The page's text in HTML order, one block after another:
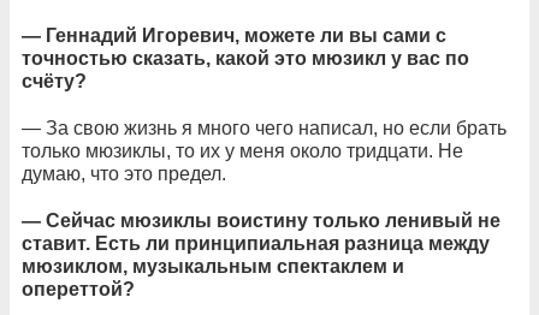
— Геннадий Игоревич, можете ли вы сами с
точностью сказать, какой это мюзикл у вас по
счёту?
— За свою жизнь я много чего написал, но если брать
только мюзиклы, то их у меня около тридцати. Не
думаю, что это предел.
— Cейчас мюзиклы воистину только ленивый не
ставит. Есть ли принципиальная разница между
мюзиклом, музыкальным спектаклем и
опереттой?